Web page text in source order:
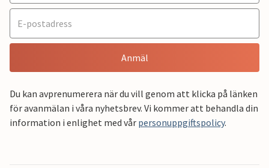
Anmäl
Du kan avprenumerera när du vill genom att klicka på länken
för avanmälan i våra nyhetsbrev. Vi kommer att behandla din
information i enlighet med vår personuppgiftspolicy.